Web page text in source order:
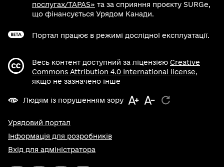
послугах/TAPAS» та за сприяння проєкту SURGe,
що фінансується Урядом Канади.
Портал працює в режимі дослідної експлуатації.
Весь контент доступний за ліцензією Creative
Commons Attribution 4.0 International license,
якщо не зазначено інше
Людям із порушенням зору
Урядовий портал
Інформація для розробників
Вхід для адміністратора